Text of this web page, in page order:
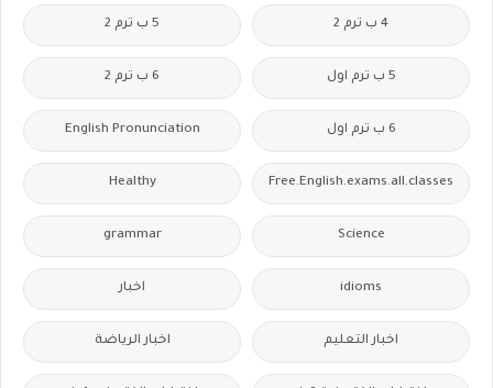
4 ب ترم 2 5 ب ترم 2
5 ب ترم اول 6 ب ترم 2
6 ب ترم اول English Pronunciation
Free.English.exams.all.classes
Healthy
Science
grammar
idioms اخبار
اخبار التعليم اخبار الرياضة